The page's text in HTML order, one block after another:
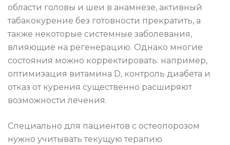
области головы и шеи в анамнезе, активный
табакокурение без готовности прекратить, а
также некоторые системные заболевания,
влияющие на регенерацию. Однако многие
состояния можно корректировать: например,
оптимизация витамина D, контроль диабета и
отказ от курения существенно расширяют
возможности лечения.
Специально для пациентов с остеопорозом
нужно учитывать текущую терапию